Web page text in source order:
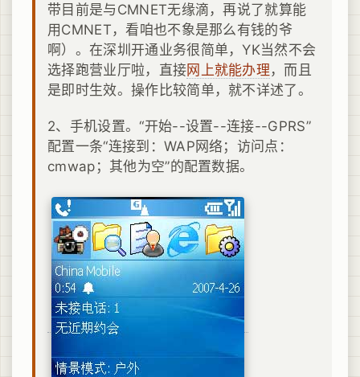
带目前是与CMNET无缘滴，再说了就算能
用CMNET，看咱也不象是那么有钱的爷
啊）。在深圳开通业务很简单，YK当然不会
选择跑营业厅啦，直接网上就能办理 ，而且
是即时生效。操作比较简单，就不详述了。
2、手机设置。“开始--设置--连接--GPRS”
配置一条“连接到：WAP网络；访问点：
cmwap；其他为空”的配置数据。